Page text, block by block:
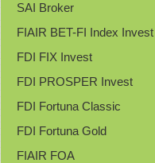
SAI Broker
FIAIR BET-FI Index Invest
FDI FIX Invest
FDI PROSPER Invest
FDI Fortuna Classic
FDI Fortuna Gold
FIAIR FOA